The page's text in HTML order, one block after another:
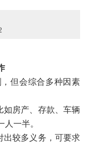
但会综合多种因素
如房产、存款、车辆
一半。
出较多义务，可要求